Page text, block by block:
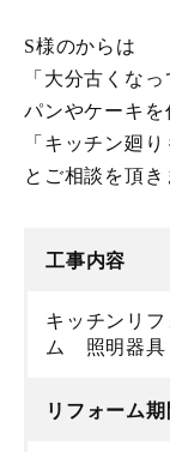
S様のからは
「大分古くな
パンやケーキを
「キッチン廻
とご相談を頂き
工事内容
キッチンリ
ム 照明器
リフォーム期